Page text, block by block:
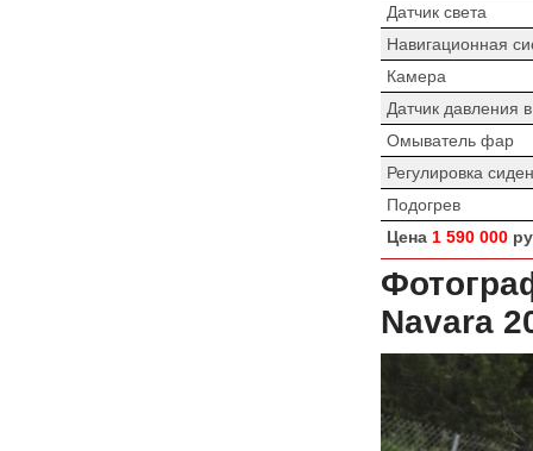
Датчик света
Навигационная
Камера
Датчик давления
Омыватель фар
Регулировка
Подогрев
Цена 1 590 000
Navara